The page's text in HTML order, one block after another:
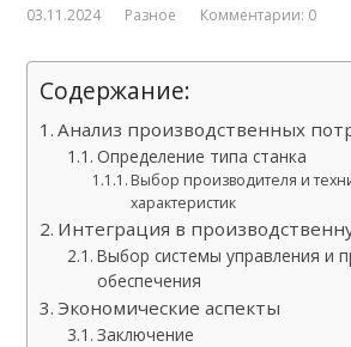
03.11.2024 Разное Комментарии: 0
Содержание:
Анализ производственных
Определение типа станка
Выбор производителя и
характеристик
Интеграция в
Выбор системы управления и
обеспечения
Экономические аспекты
Заключение